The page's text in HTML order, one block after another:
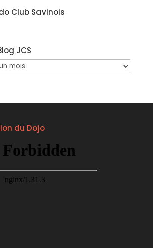
Club Savinois
JCS
du Dojo